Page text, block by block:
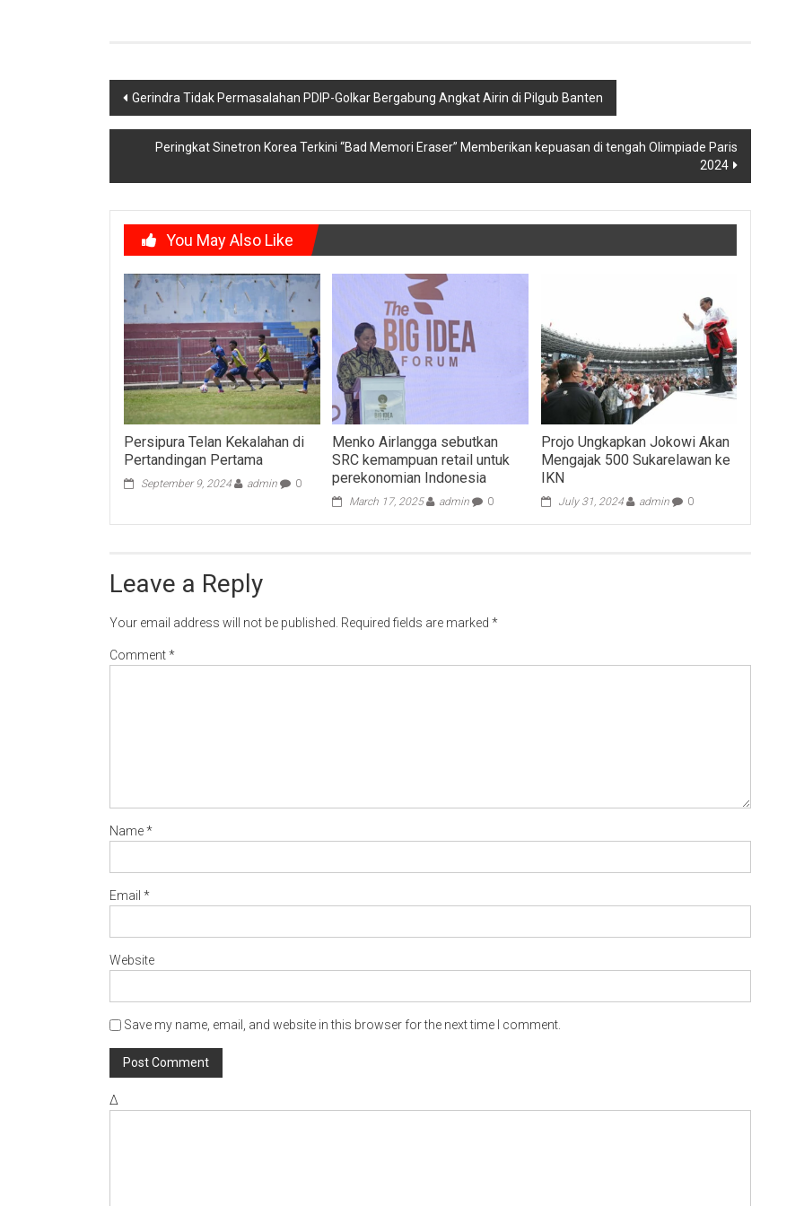
Post
navigation
Gerindra Tidak Permasalahan PDIP-Golkar Bergabung Angkat Airin di Pilgub Banten
Peringkat Sinetron Korea Terkini “Bad Memori Eraser” Memberikan kepuasan di tengah Olimpiade Paris
2024
You May Also Like
Persipura Telan Kekalahan di
Pertandingan Pertama
September 9, 2024 admin 0
Menko Airlangga sebutkan
SRC kemampuan retail untuk
perekonomian Indonesia
March 17, 2025 admin 0
Projo Ungkapkan Jokowi Akan
Mengajak 500 Sukarelawan ke
IKN
July 31, 2024 admin 0
Leave a Reply
Your email address will not be published. Required fields are marked *
Comment*
Name*
Email *
Website
Save my name, email, and website in this browser for the next time I comment.
Δ